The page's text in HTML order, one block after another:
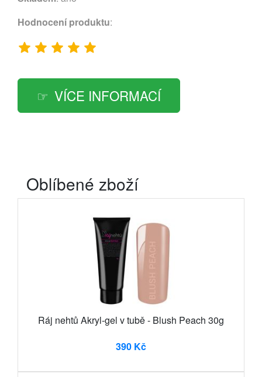
Hodnocení produktu:
VÍCE INFORMACÍ
Oblíbené zboží
Ráj nehtů Akryl-gel v tubě - Blush Peach 30g
390 Kč